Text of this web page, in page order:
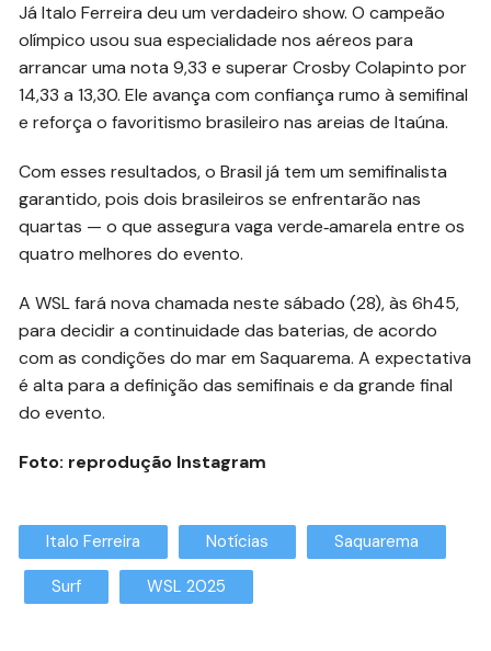
Já Italo Ferreira deu um verdadeiro show. O campeão
olímpico usou sua especialidade nos aéreos para
arrancar uma nota 9,33 e superar Crosby Colapinto por
14,33 a 13,30. Ele avança com confiança rumo à semifinal
e reforça o favoritismo brasileiro nas areias de Itaúna.
Com esses resultados, o Brasil já tem um semifinalista
garantido, pois dois brasileiros se enfrentarão nas
quartas — o que assegura vaga verde‑amarela entre os
quatro melhores do evento.
A WSL fará nova chamada neste sábado (28), às 6h45,
para decidir a continuidade das baterias, de acordo
com as condições do mar em Saquarema. A expectativa
é alta para a definição das semifinais e da grande final
do evento.
Foto: reprodução Instagram
Italo Ferreira Notícias Saquarema
Surf WSL 2025